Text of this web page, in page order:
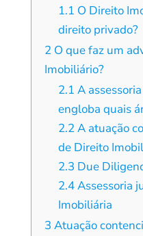
1.1 O Direito
direito privado?
2 O que faz um
Imobiliário?
2.1 A
engloba quais
2.2A atuação
de Direito
2.3 Due
2.4Assessoria
Imobiliária
3 Atuação